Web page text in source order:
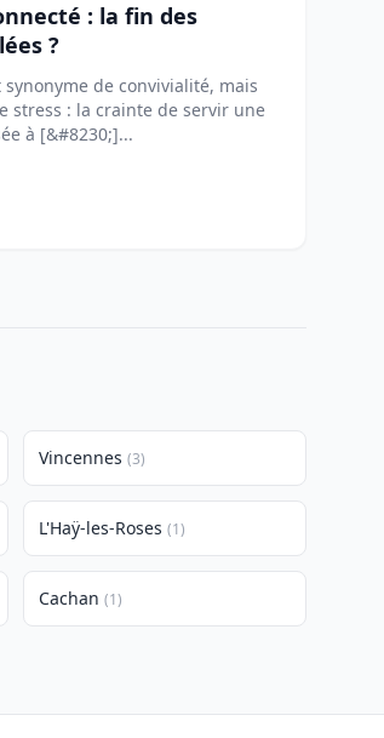
: la fin des
?
synonyme de convivialité, mais
stress : la crainte de servir une
à [&#8230;]...
Vincennes (3)
L'Haÿ-les-Roses (1)
Cachan (1)